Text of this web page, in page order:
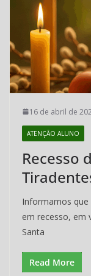
16 de abril de
ATENÇÃO ALUNO
Recesso
Informamos que
em recesso, em
Santa
Read More